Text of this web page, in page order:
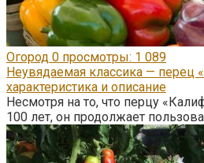
Огород 0 просмотры: 1 089
Неувядаемая классика — перец
характеристика и описание
Несмотря на то, что перцу
100 лет, он продолжает